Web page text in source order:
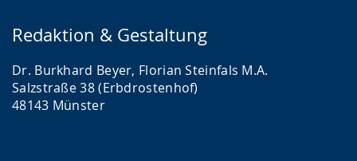
Redaktion & Gestaltung
Dr. Burkhard Beyer, Florian Steinfals M.A.
Salzstraße 38 (Erbdrostenhof)
48143 Münster